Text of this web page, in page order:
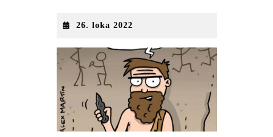
26. loka 202226.
2022